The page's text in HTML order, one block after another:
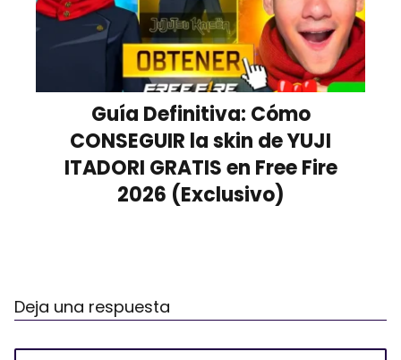
Guía Definitiva: Cómo
CONSEGUIR la skin de YUJI
ITADORI GRATIS en Free Fire
2026 (Exclusivo)
Deja una respuesta